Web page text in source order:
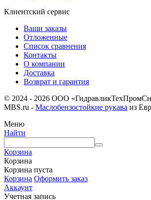
Клиентский сервис
Ваши заказы
Отложенные
Список сравнения
Контакты
О компании
Доставка
Возврат и гарантия
© 2024 - 2026 ООО
MBS.ru - Маслобензостойкие рукава из
Меню
Найти
Корзина
Корзина
Корзина пуста
Корзина Оформить заказ
Аккаунт
Учетная запись